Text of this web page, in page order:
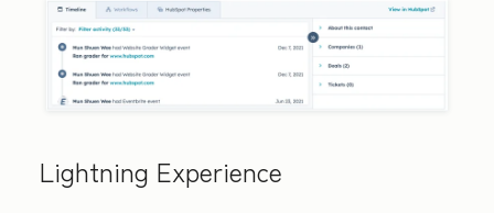
Lightning Experience